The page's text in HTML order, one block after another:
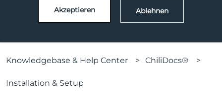
Akzeptieren Ablehnen
There are no suggestions because the search field
Knowledgebase & Help Center ChiliDocs®
Installation & Setup